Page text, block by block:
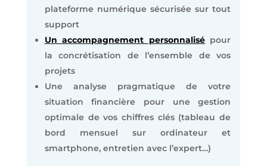
plateforme numérique sécurisée sur tout
support
Un accompagnement personnalisépour
la concrétisation de l’ensemble de vos
projets
Une analyse pragmatique de votre
situation financière pour une gestion
optimale de vos chiffres clés (tableau de
bord mensuel sur ordinateur et
smartphone, entretien avec l’expert…)